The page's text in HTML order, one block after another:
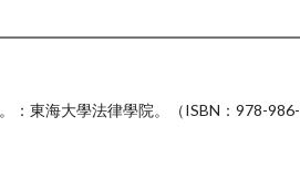
。：東海大學法律學院。（ISBN：978-986-